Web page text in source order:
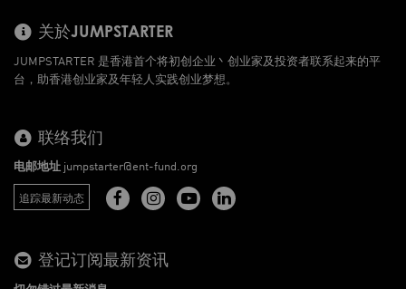
关於JUMPSTARTER
JUMPSTARTER 是香港首个将初创企业丶创业家及投资者联系起来的平
台，助香港创业家及年轻人实践创业梦想。
联络我们
电邮地址 jumpstarter@ent-fund.org
追踪最新动态
登记订阅最新资讯